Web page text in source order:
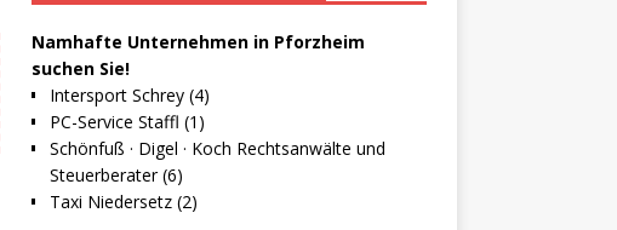
Namhafte Unternehmen in Pforzheim
suchen Sie!
Intersport Schrey (4)
PC-Service Staffl (1)
Schönfuß · Digel · Koch Rechtsanwälte und
Steuerberater (6)
Taxi Niedersetz (2)